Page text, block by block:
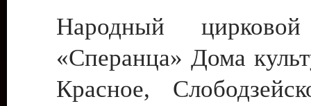
Народный цирковой
«Сперанца» Дома
Красное,